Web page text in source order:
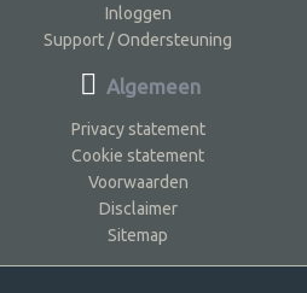
Inloggen
Support / Ondersteuning
Algemeen
Privacy statement
Cookie statement
Voorwaarden
Disclaimer
Sitemap